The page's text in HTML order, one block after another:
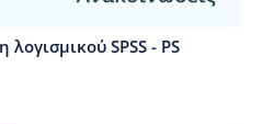
SPSS - PS